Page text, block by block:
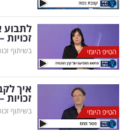
5
המילון
הכלכלי
פודקאסט
40
הטיפ היומי
לתבוע
זכויות
בשיתוף
הטיפ היומי
איך
זכויות
בשיתוף